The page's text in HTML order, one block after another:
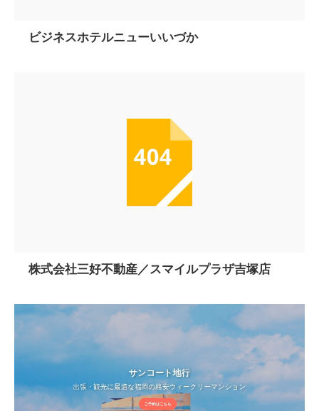
ビジネスホテルニューいいづか
株式会社三好不動産／スマイルプラザ吉塚店